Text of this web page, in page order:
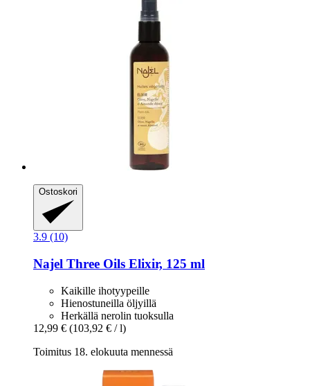
Ostoskori
3.9 (10)
Najel Three Oils Elixir, 125 ml
Kaikille ihotyypeille
Hienostuneilla öljyillä
Herkällä nerolin tuoksulla
12,99 € (103,92 € / l)
Toimitus 18. elokuuta mennessä